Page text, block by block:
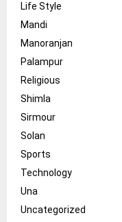
Life Style
Mandi
Manoranjan
Palampur
Religious
Shimla
Sirmour
Solan
Sports
Technology
Una
Uncategorized